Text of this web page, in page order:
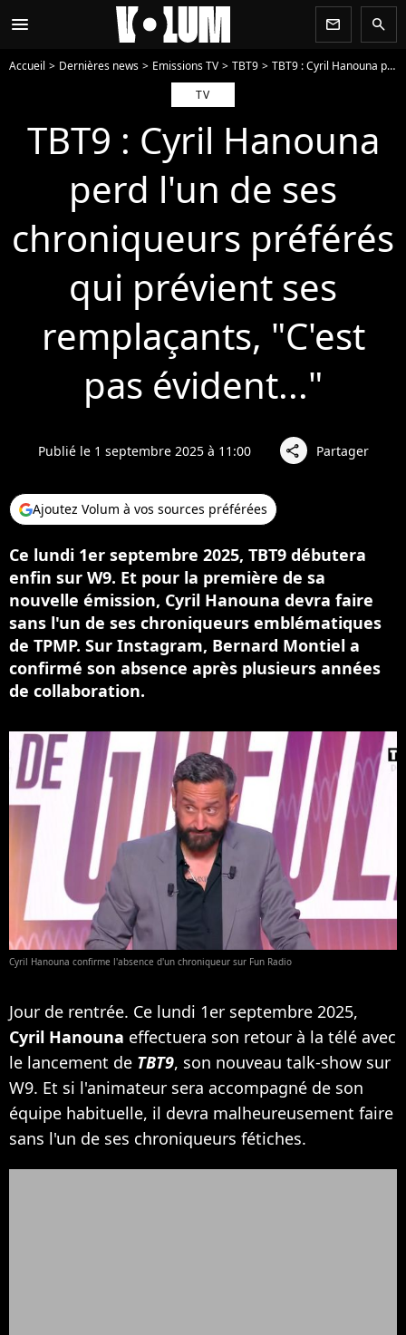
menu newsletter search
Accueil Dernières news Emissions TV TBT9
TBT9 : Cyril Hanouna perd l'un de ses chroniqueurs préférés qui prévient ses remplaçants, "C'est pas évident..."
TV
TBT9 : Cyril Hanouna
perd l'un de ses
chroniqueurs préférés
qui prévient ses
remplaçants, "C'est
pas évident..."
Publié le 1 septembre 2025 à 11:00 share Partager
Ajoutez Volum à vos sources préférées
Ce lundi 1er septembre 2025, TBT9 débutera
enfin sur W9. Et pour la première de sa
nouvelle émission, Cyril Hanouna devra faire
sans l'un de ses chroniqueurs emblématiques
de TPMP. Sur Instagram, Bernard Montiel a
confirmé son absence après plusieurs années
de collaboration.
Cyril Hanouna confirme l'absence d'un chroniqueur sur Fun Radio
Jour de rentrée. Ce lundi 1er septembre 2025,
Cyril Hanouna effectuera son retour à la télé avec
le lancement de TBT9, son nouveau talk-show sur
W9. Et si l'animateur sera accompagné de son
équipe habituelle, il devra malheureusement faire
sans l'un de ses chroniqueurs fétiches.